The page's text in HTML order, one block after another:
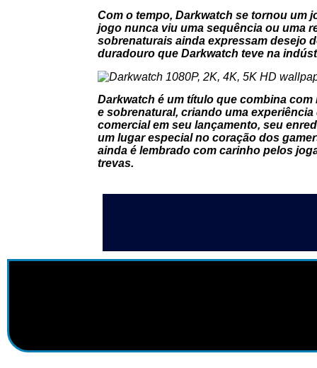
Com o tempo, Darkwatch se tornou um
jogo nunca viu uma sequência ou uma
sobrenaturais ainda expressam desejo
duradouro que Darkwatch teve na
Darkwatch é um título que combina com
e sobrenatural, criando uma
comercial em seu lançamento, seu
um lugar especial no coração dos
ainda é lembrado com carinho pelos
trevas.